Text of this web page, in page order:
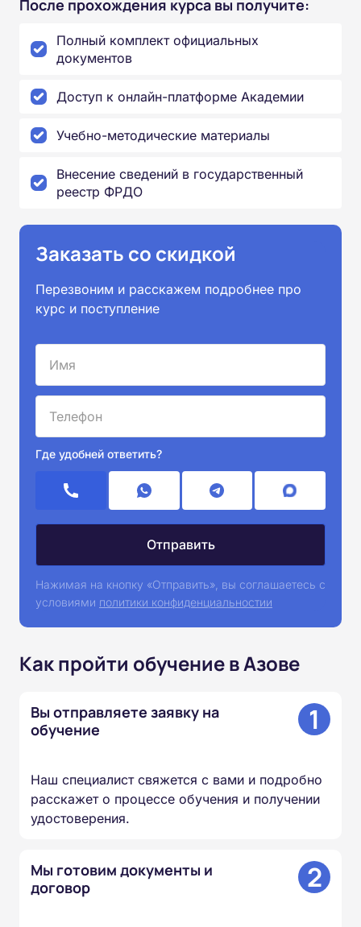
После прохождения курса вы получите:
Полный комплект официальных
документов
Доступ к онлайн-платформе Академии
Учебно-методические материалы
Внесение сведений в государственный
реестр ФРДО
Заказать со скидкой
Перезвоним и расскажем подробнее про
курс и поступление
Где удобней ответить?
Нажимая на кнопку «Отправить», вы соглашаетесь с
условиями политики конфиденциальностии
Как пройти обучение в Азове
Вы отправляете заявку на
обучение
1
Наш специалист свяжется с вами и подробно
расскажет о процессе обучения и получении
удостоверения.
Мы готовим документы и
договор
2